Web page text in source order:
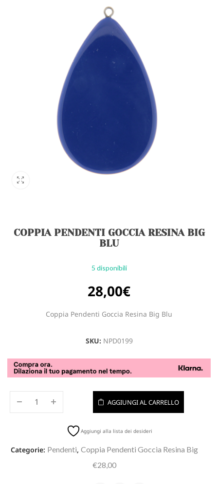
COPPIA PENDENTI GOCCIA RESINA BIG
BLU
5 disponibili
28,00€
Coppia Pendenti Goccia Resina Big Blu
SKU: NPD0199
AGGIUNGI AL CARRELLO
Aggiungi alla lista dei desideri
Categorie: Pendenti, Coppia Pendenti Goccia Resina Big
€28,00